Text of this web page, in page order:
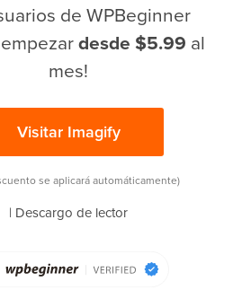
de WPBeginner
desde $5.99 al
mes!
Visitar Imagify
se aplicará automáticamente)
| Descargo de lector